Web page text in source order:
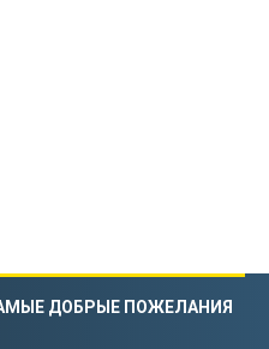
ДОБРЫЕ ПОЖЕЛАНИЯ